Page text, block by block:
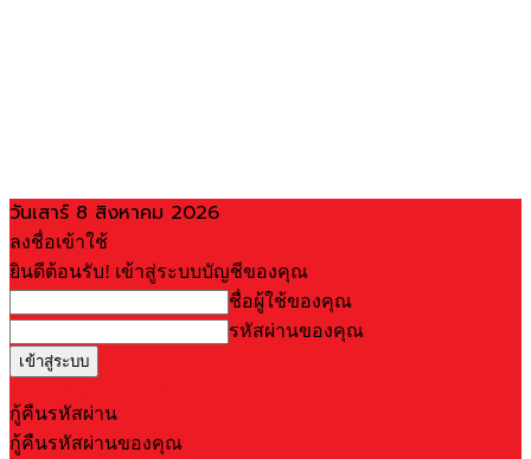
วันเสาร์ 8 สิงหาคม 2026
ลงชื่อเข้าใช้
ยินดีต้อนรับ! เข้าสู่ระบบบัญชีของคุณ
ชื่อผู้ใช้ของคุณ
รหัสผ่านของคุณ
กู้คืนรหัสผ่าน
กู้คืนรหัสผ่านของคุณ